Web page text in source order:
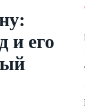
и его